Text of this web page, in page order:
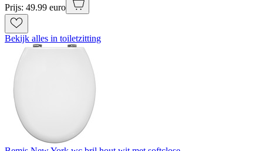
Prijs: 49.99 euro
Bekijk alles in toiletzitting